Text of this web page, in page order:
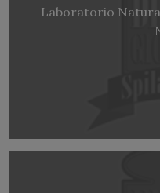
Laboratorio